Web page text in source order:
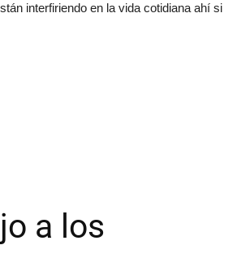
interfiriendo en la vida cotidiana ahí si
a los